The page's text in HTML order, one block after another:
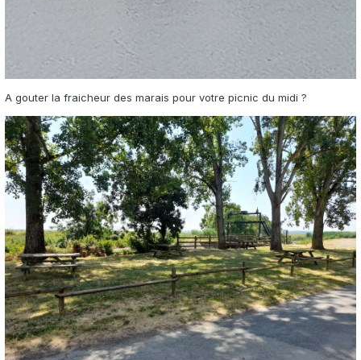
A gouter la fraicheur des marais pour votre picnic du midi ?